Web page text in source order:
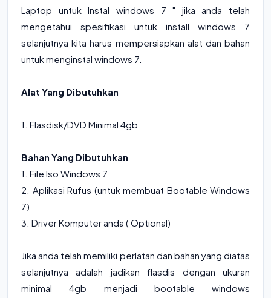
Laptop untuk Instal windows 7 " jika anda telah
mengetahui spesifikasi untuk install windows 7
selanjutnya kita harus mempersiapkan alat dan bahan
untuk menginstal windows 7.
Alat Yang Dibutuhkan
1. Flasdisk/DVD Minimal 4gb
Bahan Yang Dibutuhkan
1. File Iso Windows 7
2. Aplikasi Rufus (untuk membuat Bootable Windows
7)
3. Driver Komputer anda ( Optional)
Jika anda telah memiliki perlatan dan bahan yang diatas
selanjutnya adalah jadikan flasdis dengan ukuran
minimal 4gb menjadi bootable windows